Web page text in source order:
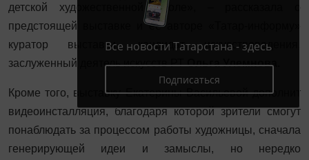
детской художественной школе», – рассказала о
предстоящей выставке и ее авторе «Татар-информу»
куратор выставки, кандидат искусствоведения,
заслуженный деятель искусств РТОльга Улемнова.
Кроме того, выставку Екатерины Васильевой дополнит
видеоинсталляция, благодаря которой зрители смогут
понаблюдать за процессом работы художницы, сначала
генерирующей идеи и замыслы, но нередко
Все новости Татарстана - здесь
Подписаться